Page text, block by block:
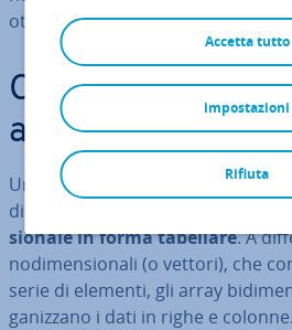
ottimale per la rap­pre­sen­ta­zio­ne
Che cos’è
array
Un array 2D in C++ è una
di me­mo­riz­za­re elementi in una
sio­na­le in forma tabellare. A
no­di­men­sio­na­li (o vettori), che
serie di elementi, gli array
ga­niz­za­no i dati in righe e
Accetta tutto
Rifiuta
impostazioni